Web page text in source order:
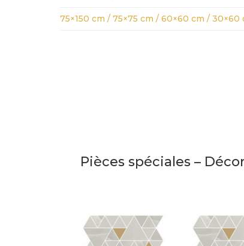
75×150 cm / 75×75 cm / 60×60 cm / 30×60
Pièces spéciales –